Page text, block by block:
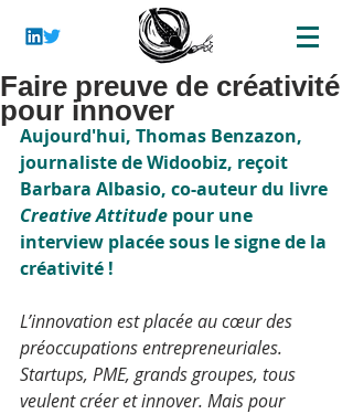
Faire preuve de créativité
pour innover
Aujourd'hui, Thomas Benzazon,
journaliste de Widoobiz, reçoit
Barbara Albasio, co-auteur du livre
Creative Attitude pour une
interview placée sous le signe de la
créativité !
L’innovation est placée au cœur des
préoccupations entrepreneuriales.
Startups, PME, grands groupes, tous
veulent créer et innover. Mais pour